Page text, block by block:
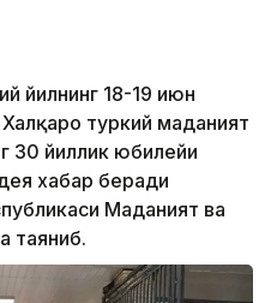
йилнинг 18-19 июн
туркий маданият
30 йиллик юбилейи
хабар беради
Маданият ва
таяниб.